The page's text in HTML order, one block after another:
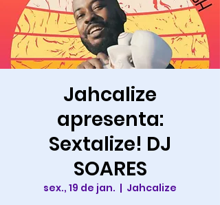
Jahcalize
apresenta:
Sextalize! DJ
SOARES
sex., 19 de jan.
  |
Jahcalize